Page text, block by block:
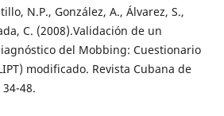
N.P., González, A., Álvarez, S.,
C. (2008).Validación de un
del Mobbing: Cuestionario
modificado. Revista Cubana de
48.